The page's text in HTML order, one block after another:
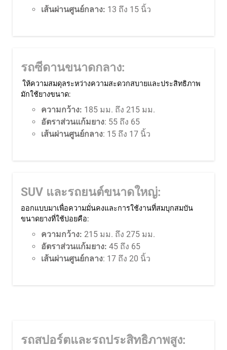
เส้นผ่านศูนย์กลาง: 13 ถึง 15 นิ้ว
รถซีดานขนาดกลาง:
ให้ความสมดุลระหว่างความสะดวกสบายและประสิทธิภาพ
มักใช้ยางขนาด:
ความกว้าง: 185 มม. ถึง 215 มม.
อัตราส่วนแก้มยาง: 55 ถึง 65
เส้นผ่านศูนย์กลาง: 15 ถึง 17 นิ้ว
SUV และรถยนต์ขนาดใหญ่:
ออกแบบมาเพื่อความมั่นคงและการใช้งานที่สมบุกสมบัน
ขนาดยางที่ใช้บ่อยคือ:
ความกว้าง: 215 มม. ถึง 275 มม.
อัตราส่วนแก้มยาง: 45 ถึง 65
เส้นผ่านศูนย์กลาง: 17 ถึง 20 นิ้ว
รถสปอร์ตและรถประสิทธิภาพสูง: